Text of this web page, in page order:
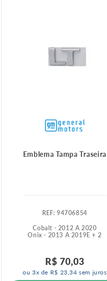
Emblema Tampa Traseira
:94706854
Cobalt - 2012 A 2020
Onix - 2013 A 2019E + 2
R$ 70,03
ou3x de R$ 23 ,34 sem juros